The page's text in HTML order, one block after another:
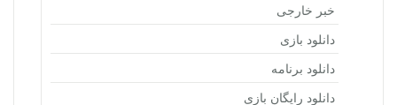
خبر خارجی
دانلود بازی
دانلود برنامه
دانلود رایگان بازی